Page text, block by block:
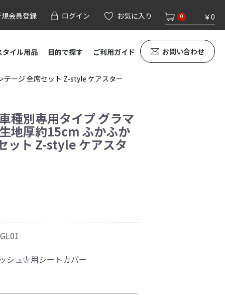
会員登録 ログイン お気に入り 0 ￥0
タイル用品 目的で探す ご利用ガイド お問い合わせ
テージ 全席セット Z-style ケアスター
種別専用タイプ グラマ
地厚約15cm ふかふか
ット Z-style ケアスタ
シュ専用シートカバー